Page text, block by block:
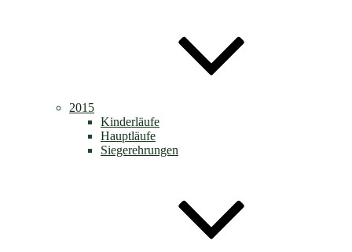
2015
Kinderläufe
Hauptläufe
Siegerehrungen